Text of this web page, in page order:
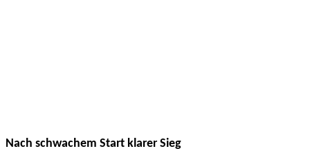
Nach schwachem Start klarer Sieg